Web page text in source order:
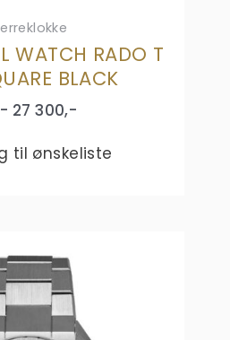
WATCH RADO T
BLACK
27 300,-
til ønskeliste